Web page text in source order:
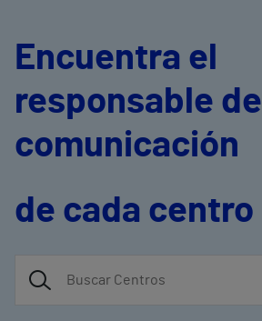
Encuentra el
responsable de
comunicación
de cada centro